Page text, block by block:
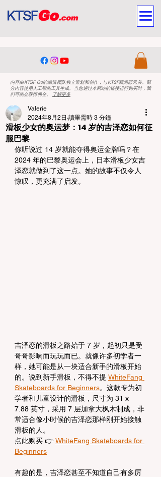
内容由KTSF Go的编辑团队独立策划和创作，与KTSF新闻部无关。部
分内容使用人工智能工具生成。当您通过本网站的链接进行购买时，我
们可能会获得佣金。
了解更多
滑板少女的奥运梦：14 岁的吉泽恋如何征
服巴黎
Valerie
2024年8月2日 讀畢需時 3 分鐘
你听说过 14 岁就能夺得奥运金牌吗？在
2024 年的巴黎奥运会上，日本滑板少女吉
泽恋就做到了这一点。她的故事不仅令人
惊叹，更充满了启发。
吉泽恋的滑板之路始于 7 岁，起初只是受
哥哥影响而玩玩而已。就像许多初学者一
样，她可能是从一块适合新手的滑板开始
的。说到新手滑板，不得不提 WhiteFang
Skateboards for Beginners。这款专为初
学者和儿童设计的滑板，尺寸为 31 x
7.88 英寸，采用 7 层加拿大枫木制成，非
常适合像小时候的吉泽恋那样刚开始接触
滑板的人。
点此购买 👉 WhiteFang Skateboards for
Beginners
有趣的是，吉泽恋甚至不知道自己有多厉